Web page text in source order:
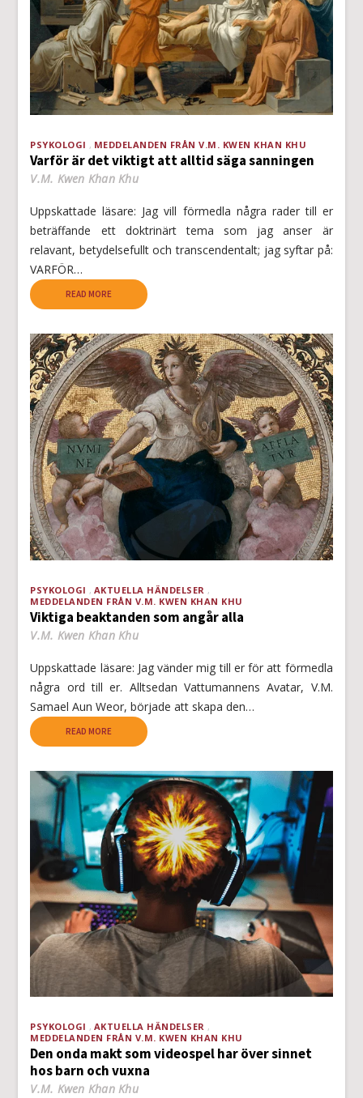
PSYKOLOGI MEDDELANDEN FRÅN V.M. KWEN KHAN KHU
Varför är det viktigt att alltid säga sanningen
V.M. Kwen Khan Khu
Uppskattade läsare: Jag vill förmedla några rader till er
beträffande ett doktrinärt tema som jag anser är
relavant, betydelsefullt och transcendentalt; jag syftar på:
VARFÖR…
READ MORE
PSYKOLOGI
AKTUELLA HÄNDELSER
MEDDELANDEN FRÅN V.M. KWEN KHAN KHU
Viktiga beaktanden som angår alla
V.M. Kwen Khan Khu
Uppskattade läsare: Jag vänder mig till er för att förmedla
några ord till er. Alltsedan Vattumannens Avatar, V.M.
Samael Aun Weor, började att skapa den…
READ MORE
PSYKOLOGI
AKTUELLA HÄNDELSER
MEDDELANDEN FRÅN V.M. KWEN KHAN KHU
Den onda makt som videospel har över sinnet
hos barn och vuxna
V.M. Kwen Khan Khu